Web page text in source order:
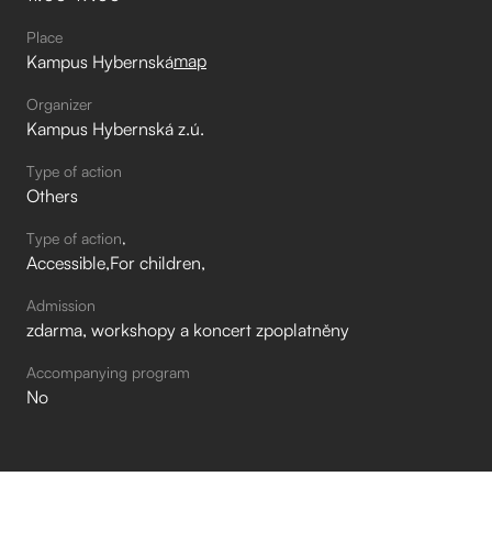
Place
Kampus Hybernskámap
Organizer
Kampus Hybernská z.ú.
Type of action
Others
Type of action
Accessible For children
Admission
zdarma, workshopy a koncert zpoplatněny
Accompanying program
No